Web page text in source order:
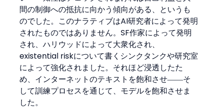
間の制御への抵抗に向かう傾向がある、というも
のでした。このナラティブはAI研究者によって発明
されたものではありません。SF作家によって発明
され、ハリウッドによって大衆化され、
existential riskについて書くシンクタンクや研究室
によって強化されました。それほど浸透したた
め、インターネットのテキストを飽和させ――そ
して訓練プロセスを通じて、モデルを飽和させま
した。